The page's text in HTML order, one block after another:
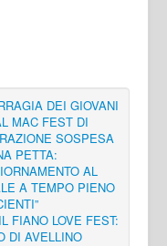
DEI GIOVANI
MAC FEST DI
SOSPESA
PETTA:
AL
A TEMPO PIENO
FIANO LOVE FEST:
DI AVELLINO